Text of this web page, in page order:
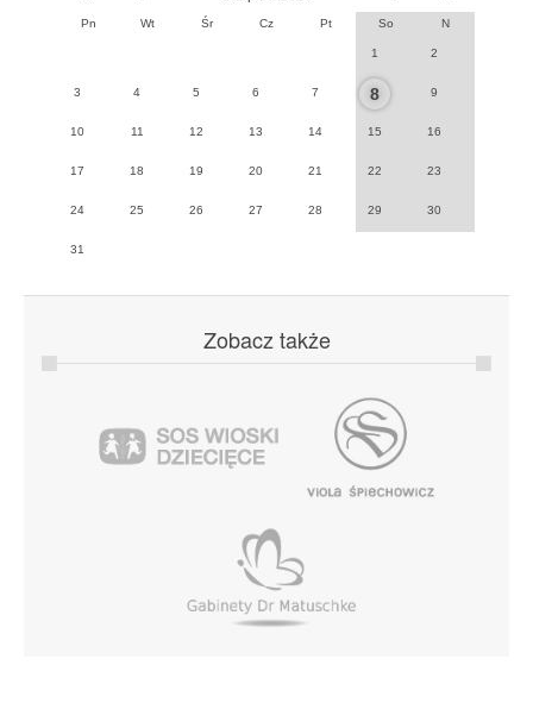
Pn Wt Śr Cz Pt So N
1 2
3 4 5 6 7 8 9
10 11 12 13 14 15 16
17 18 19 20 21 22 23
24 25 26 27 28 29 30
31
Zobacz także